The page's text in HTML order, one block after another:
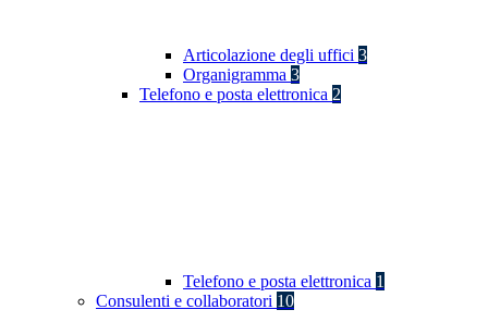
Articolazione degli uffici 3
Organigramma 3
Telefono e posta elettronica 2
Telefono e posta elettronica 1
Consulenti e collaboratori 10